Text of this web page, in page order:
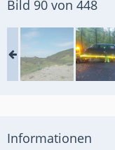
Bild 90 von 448
Informationen